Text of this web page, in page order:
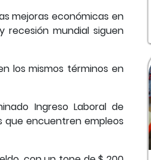
mejoras económicas en
recesión mundial siguen
los mismos términos en
Ingreso Laboral de
que encuentren empleos